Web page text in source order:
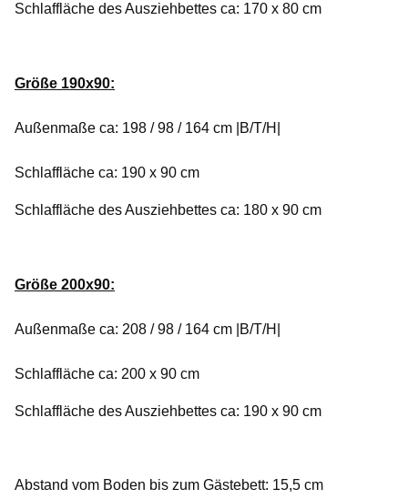
Schlaffläche des Ausziehbettes ca: 170 x 80 cm
Größe 190x90:
Außenmaße ca: 198 / 98 / 164 cm |B/T/H|
Schlaffläche ca: 190 x 90 cm
Schlaffläche des Ausziehbettes ca: 180 x 90 cm
Größe 200x90:
Außenmaße ca: 208 / 98 / 164 cm |B/T/H|
Schlaffläche ca: 200 x 90 cm
Schlaffläche des Ausziehbettes ca: 190 x 90 cm
Abstand vom Boden bis zum Gästebett: 15,5 cm